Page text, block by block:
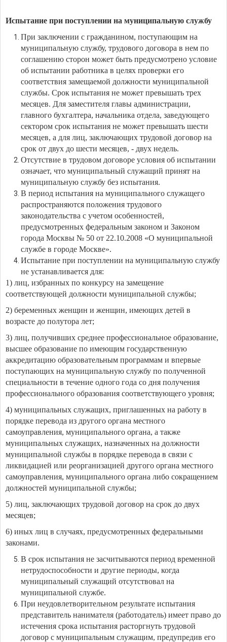
Испытание при поступлении на муниципальную службу
При заключении с гражданином, поступающим на
муниципальную службу, трудового договора в нем по
соглашению сторон может быть предусмотрено условие
об испытании работника в целях проверки его
соответствия замещаемой должности муниципальной
службы. Срок испытания не может превышать трех
месяцев. Для заместителя главы администрации,
главного бухгалтера, начальника отдела, заведующего
сектором срок испытания не может превышать шести
месяцев, а для лиц, заключающих трудовой договор на
срок от двух до шести месяцев, - двух недель.
Отсутствие в трудовом договоре условия об испытании
означает, что муниципальный служащий принят на
муниципальную службу без испытания.
В период испытания на муниципального служащего
распространяются положения трудового
законодательства с учетом особенностей,
предусмотренных федеральным законом и Законом
города Москвы № 50 от 22.10.2008 «О муниципальной
службе в городе Москве».
Испытание при поступлении на муниципальную службу
не устанавливается для:
1) лиц, избранных по конкурсу на замещение
соответствующей должности муниципальной службы;
2) беременных женщин и женщин, имеющих детей в
возрасте до полутора лет;
3) лиц, получивших среднее профессиональное образование,
высшее образование по имеющим государственную
аккредитацию образовательным программам и впервые
поступающих на муниципальную службу по полученной
специальности в течение одного года со дня получения
профессионального образования соответствующего уровня;
4) муниципальных служащих, приглашенных на работу в
порядке перевода из другого органа местного
самоуправления, муниципального органа, а также
муниципальных служащих, назначенных на должности
муниципальной службы в порядке перевода в связи с
ликвидацией или реорганизацией другого органа местного
самоуправления, муниципального органа либо сокращением
должностей муниципальной службы;
5) лиц, заключающих трудовой договор на срок до двух
месяцев;
6) иных лиц в случаях, предусмотренных федеральными
законами.
В срок испытания не засчитываются период временной
нетрудоспособности и другие периоды, когда
муниципальный служащий отсутствовал на
муниципальной службе.
При неудовлетворительном результате испытания
представитель нанимателя (работодатель) имеет право до
истечения срока испытания расторгнуть трудовой
договор с муниципальным служащим, предупредив его